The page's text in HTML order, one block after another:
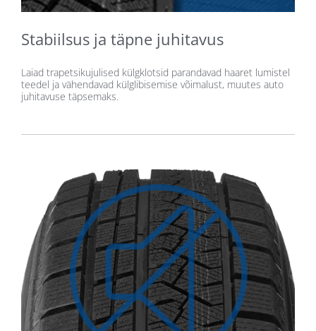
Stabiilsus ja täpne juhitavus
Laiad trapetsikujulised külgklotsid parandavad haaret lumistel
teedel ja vähendavad külglibisemise võimalust, muutes auto
juhitavuse täpsemaks.